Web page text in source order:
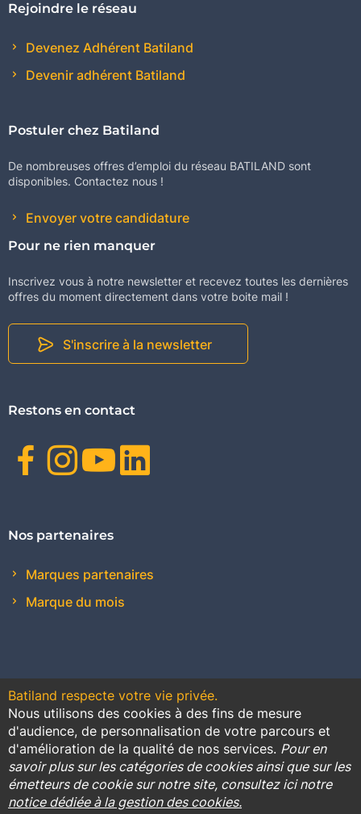
Rejoindre le réseau
Devenez Adhérent Batiland
Devenir adhérent Batiland
Postuler chez Batiland
De nombreuses offres d’emploi du réseau BATILAND sont
disponibles. Contactez nous !
Envoyer votre candidature
Pour ne rien manquer
Inscrivez vous à notre newsletter et recevez toutes les dernières
offres du moment directement dans votre boite mail !
S'inscrire à la newsletter
Restons en contact
Facebook
Instagram
Youtube
Nos partenaires
Marques partenaires
Marque du mois
Contact Conditions générales de vente
Promotions
Règlement général sur la protection des données
Batiland respecte votre vie privée.
Nous utilisons des cookies à des fins de mesure
d'audience, de personnalisation de votre parcours et
d'amélioration de la qualité de nos services. Pour en
savoir plus sur les catégories de cookies ainsi que sur les
émetteurs de cookie sur notre site, consultez ici notre
notice dédiée à la gestion des cookies.